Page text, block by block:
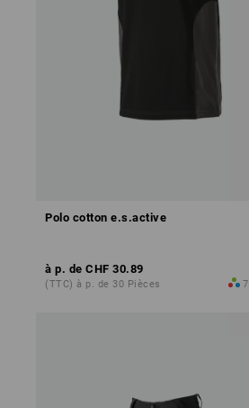
Polo cotton e.s.active
à p. de CHF 30.89
(TTC) à p. de 30 Pièces 7